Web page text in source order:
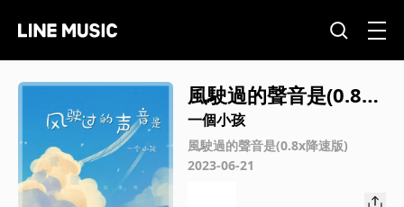
風駛過的聲音是(0.8x
降速版)
一個小孩
風駛過的聲音是(0.8x降速版)
2023-06-21